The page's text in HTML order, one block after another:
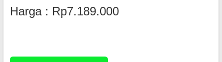
Harga : Rp7.189.000